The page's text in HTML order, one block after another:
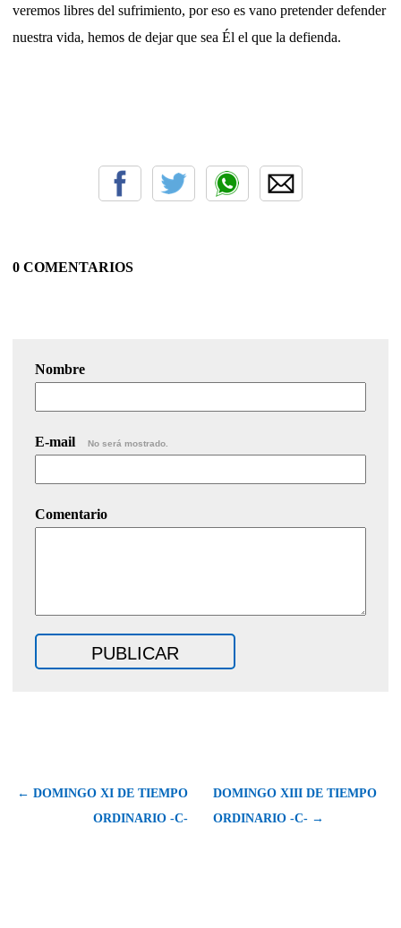
veremos libres del sufrimiento, por eso es vano pretender defender
nuestra vida, hemos de dejar que sea Él el que la defienda.
0 COMENTARIOS
Nombre
E-mail No será mostrado.
Comentario
← DOMINGO XI DE TIEMPO
ORDINARIO -C-
DOMINGO XIII DE TIEMPO
ORDINARIO -C- →